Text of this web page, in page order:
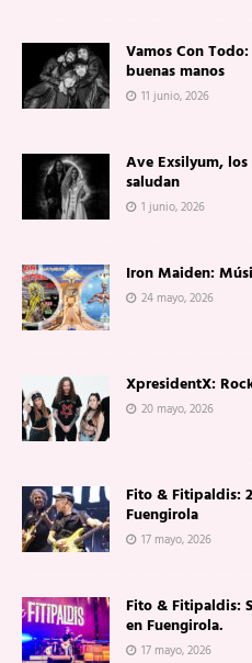
Vamos Con
buenas manos
11 junio, 2026
Ave Exsilyum,
saludan
1 junio, 2026
Iron Maiden:
24 mayo, 2026
XpresidentX:
20 mayo, 2026
Fito & Fitipaldis:
Fuengirola
17 mayo, 2026
Fito & Fitipaldis:
en Fuengirola.
17 mayo, 2026